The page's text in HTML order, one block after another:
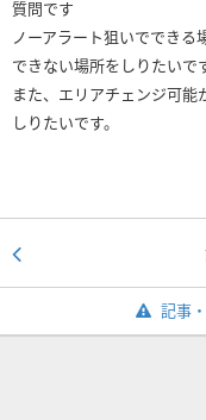
質問です
ノーアラート狙いでできる
できない場所をしりたいで
また、エリアチェンジ可能
しりたいです。
記事